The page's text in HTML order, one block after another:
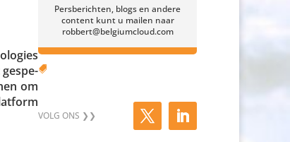
gespe­
om
Persberichten, blogs en andere
content kunt u mailen naar
robbert@belgiumcloud.com
